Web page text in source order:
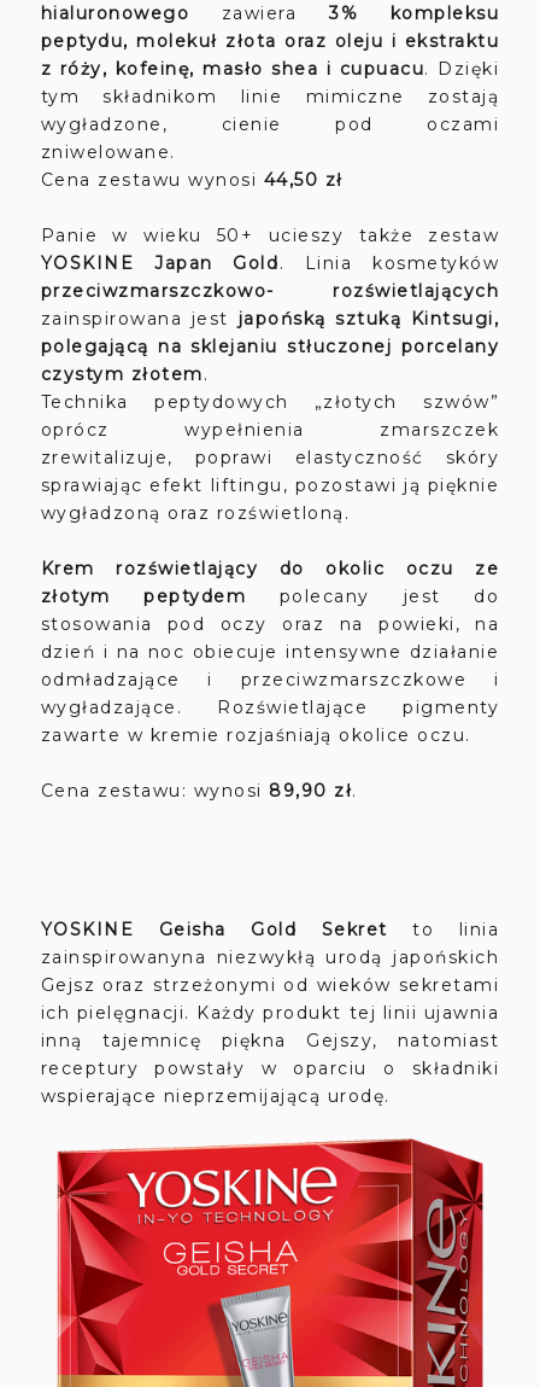
hialuronowego zawiera3% kompleksu
peptydu, molekuł złota oraz oleju i ekstraktu
z róży, kofeinę, masło shea i cupuacu. Dzięki
tym składnikom linie mimiczne zostają
wygładzone, cienie pod oczami
zniwelowane.
Cena zestawu wynosi 44,50 zł
Panie w wieku 50+ ucieszy także zestaw
YOSKINE Japan Gold. Linia kosmetyków
przeciwzmarszczkowo- rozświetlających
zainspirowana jest japońską sztuką Kintsugi,
polegającą na sklejaniu stłuczonej porcelany
czystym złotem.
Technika peptydowych „złotych szwów”
oprócz wypełnienia zmarszczek
zrewitalizuje, poprawi elastyczność skóry
sprawiając efekt liftingu, pozostawi ją pięknie
wygładzoną oraz rozświetloną.
Krem rozświetlający do okolic oczu ze
złotym peptydem polecany jest do
stosowania pod oczy oraz na powieki, na
dzień i na noc obiecuje intensywne działanie
odmładzające i przeciwzmarszczkowe i
wygładzające. Rozświetlające pigmenty
zawarte w kremie rozjaśniają okolice oczu.
Cena zestawu: wynosi 89,90 zł.
YOSKINE Geisha Gold Sekret to linia
zainspirowanyna niezwykłą urodą japońskich
Gejsz oraz strzeżonymi od wieków sekretami
ich pielęgnacji. Każdy produkt tej linii ujawnia
inną tajemnicę piękna Gejszy, natomiast
receptury powstały w oparciu o składniki
wspierające nieprzemijającą urodę.